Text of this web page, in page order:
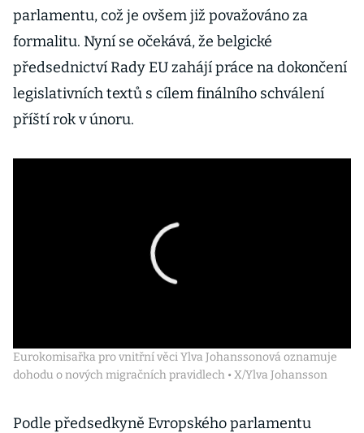
parlamentu, což je ovšem již považováno za
formalitu. Nyní se očekává, že belgické
předsednictví Rady EU zahájí práce na dokončení
legislativních textů s cílem finálního schválení
příští rok v únoru.
Eurokomisařka pro vnitřní věci Ylva Johanssonová oznamuje
dohodu o nových migračních pravidlech • X/Ylva Johansson
Podle předsedkyně Evropského parlamentu